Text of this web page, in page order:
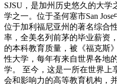
SJSU，是加州历史悠久的大
学之一。位于圣何塞市San
位于加利福尼亚州的著名综合
率，全美名列前茅的毕业薪资
的本科教育质量，被《福克斯
性大学，每年有来自世界各地
学。 至今，这是一所在世界上
会和影响力的高等教育机构，